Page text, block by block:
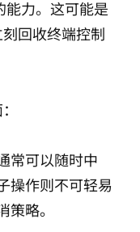
能力。这可能是
回收终端控制
常可以随时中
操作则不可轻易
略。